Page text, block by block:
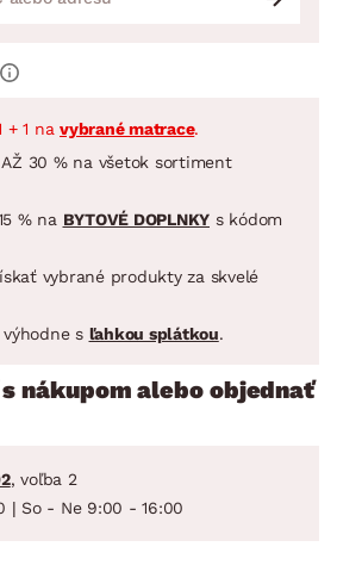
+ 1 na vybrané matrace.
AŽ 30 % na všetok sortiment
% na BYTOVÉ DOPLNKY s kódom
vybrané produkty za skvelé
s ľahkou splátkou.
nákupom alebo objednať
, voľba 2
| So - Ne 9:00 - 16:00